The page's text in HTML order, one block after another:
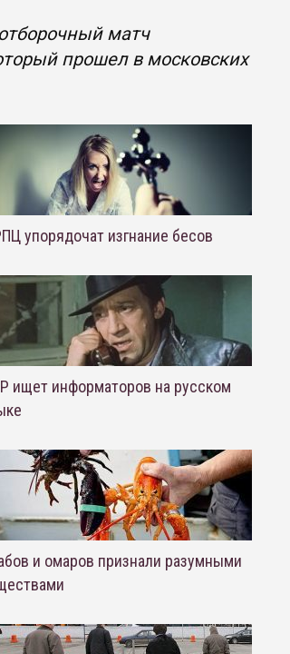
матч
прошел в московских
упорядочат изгнание бесов
ищет информаторов на русском
и омаров признали разумными